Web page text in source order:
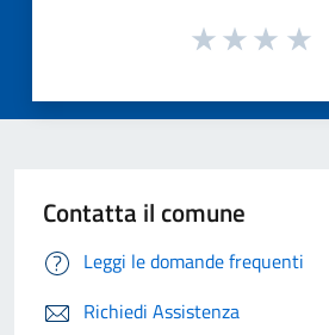
Contatta il comune
Leggi le domande frequenti
Richiedi Assistenza